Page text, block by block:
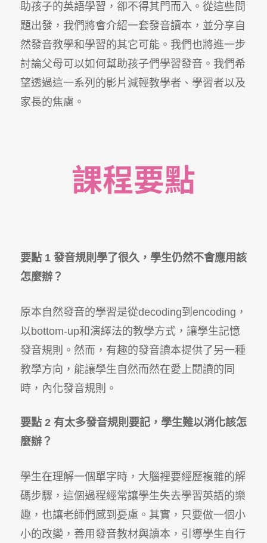
助孩子的英語學習，卻不得其門而入。從這些問
題出發，我們將會介紹一套發音讀本，並分享自
然發音教學和學習的其它可能。我們也將進一步
討論父母可以如何幫助孩子們學習發音。我們希
望透過這一系列的影片減輕教學者、學習者以及
家長的焦慮。
要點 1 發音規則學了很久，學生仍然不會應用該
怎麼辦？
原本自然發音的學習是從decoding到encoding，
以bottom-up和演繹法的教學方式，讓學生記憶
發音規則。然而，有趣的發音讀本提供了另一種
教學方向，能讓學生自然而然在愛上閱讀的同
時，內化發音規則。
要點 2 有太多發音規則要記，學生難以消化該怎
麼辦？
學生在理解一個單字時，大腦裡要經歷複雜的解
碼步驟，這個過程經常讓學生失去學習英語的樂
趣，也讓老師們感到憂慮。其實，只要做一個小
小的改變，善用發音教材與讀本，引導學生自行